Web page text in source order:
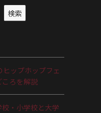
検索
ップホップフェ
ろを解説
・小学校と大学